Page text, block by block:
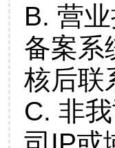
B. 营
备案系
核后联
C. 非